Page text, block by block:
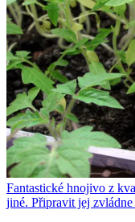
Fantastické hnojivo z
jiné. Připravit jej